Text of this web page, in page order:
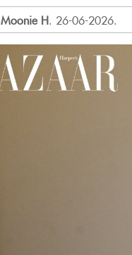
Moonie H. 26-06-2026.